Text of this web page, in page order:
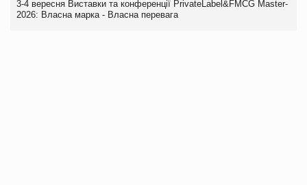
3-4 вересня Виставки та конференції PrivateLabel&FMCG Master-
2026: Власна марка - Власна перевага